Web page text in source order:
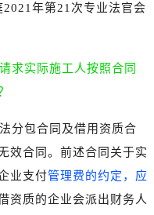
年第21次专业法官会
求实际施工人按照合同
分包合同及借用资质合
效合同。前述合同关于实
业支付管理费的约定，应
资质的企业会派出财务人